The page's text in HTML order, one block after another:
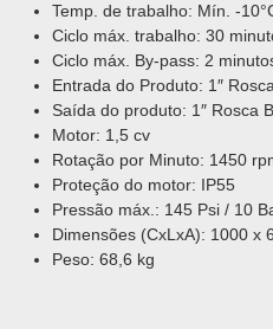
Temp. de trabalho: Mín. -
Ciclo máx. trabalho: 30
Ciclo máx. By-pass: 2
Entrada do Produto: 1″
Saída do produto: 1″ Rosca
Motor: 1,5 cv
Rotação por Minuto: 1450
Proteção do motor: IP55
Pressão máx.: 145 Psi / 10
Dimensões (CxLxA): 1000 x
Peso: 68,6 kg